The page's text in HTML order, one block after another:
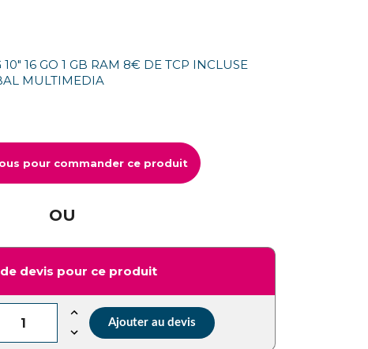
16 GO 1 GB RAM 8€ DE TCP INCLUSE
MULTIMEDIA
pour commander ce produit
OU
devis pour ce produit
Ajouter au devis